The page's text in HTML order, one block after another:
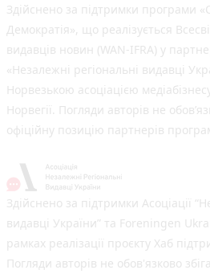
Здійснено за підтримки програми
Демократія», що реалізується
видавців новин (WAN-IFRA) у
«Незалежні регіональні видавці
Норвезькою асоціацією
Норвегії. Погляди авторів не
офіційну позицію партнерів
Здійснено за підтримки Асоціації
видавці України” та Foreningen
рамках реалізації проєкту Хаб
Погляди авторів не обов'язково